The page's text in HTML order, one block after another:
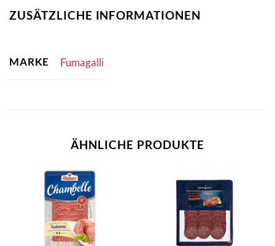
ZUSÄTZLICHE INFORMATIONEN
MARKE Fumagalli
ÄHNLICHE PRODUKTE